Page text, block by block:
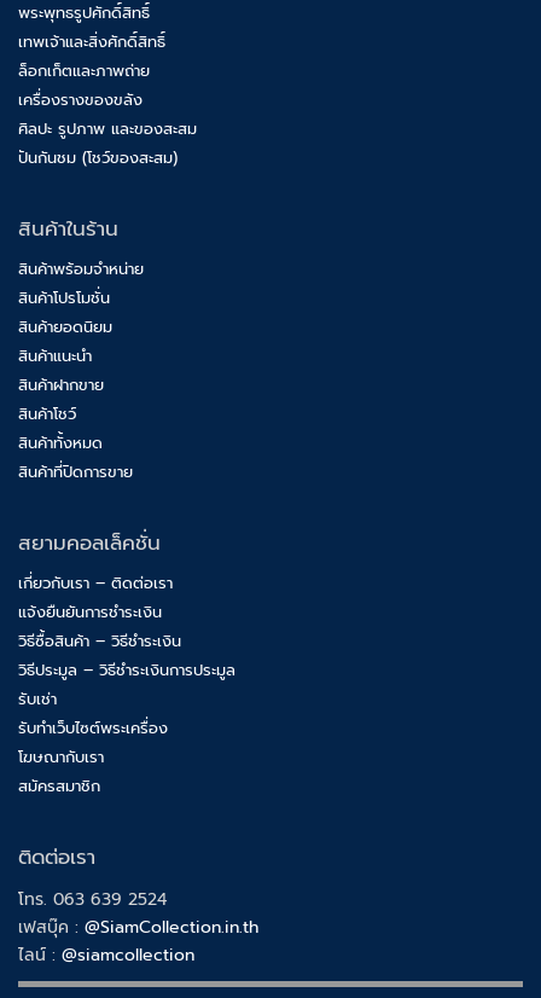
พระพุทธรูปศักดิ์สิทธิ์
เทพเจ้าและสิ่งศักดิ์สิทธิ์
ล็อกเก็ตและภาพถ่าย
เครื่องรางของขลัง
ศิลปะ รูปภาพ และของสะสม
ปันกันชม (โชว์ของสะสม)
สินค้าในร้าน
สินค้าพร้อมจำหน่าย
สินค้าโปรโมชั่น
สินค้ายอดนิยม
สินค้าแนะนำ
สินค้าฝากขาย
สินค้าโชว์
สินค้าทั้งหมด
สินค้าที่ปิดการขาย
สยามคอลเล็คชั่น
เกี่ยวกับเรา – ติดต่อเรา
แจ้งยืนยันการชำระเงิน
วิธีซื้อสินค้า – วิธีชำระเงิน
วิธีประมูล – วิธีชำระเงินการประมูล
รับเช่า
รับทำเว็บไซต์พระเครื่อง
โฆษณากับเรา
สมัครสมาชิก
ติดต่อเรา
โทร. 063 639 2524
เฟสบุ๊ค : @SiamCollection.in.th
ไลน์ : @siamcollection